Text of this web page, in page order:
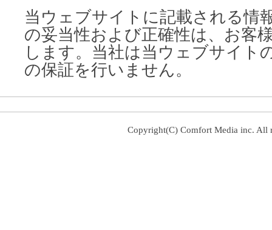
当ウェブサイトに記載される情
の妥当性および正確性は、お客
します。当社は当ウェブサイト
の保証を行いません。
Copyright(C) Comfort Media inc. All